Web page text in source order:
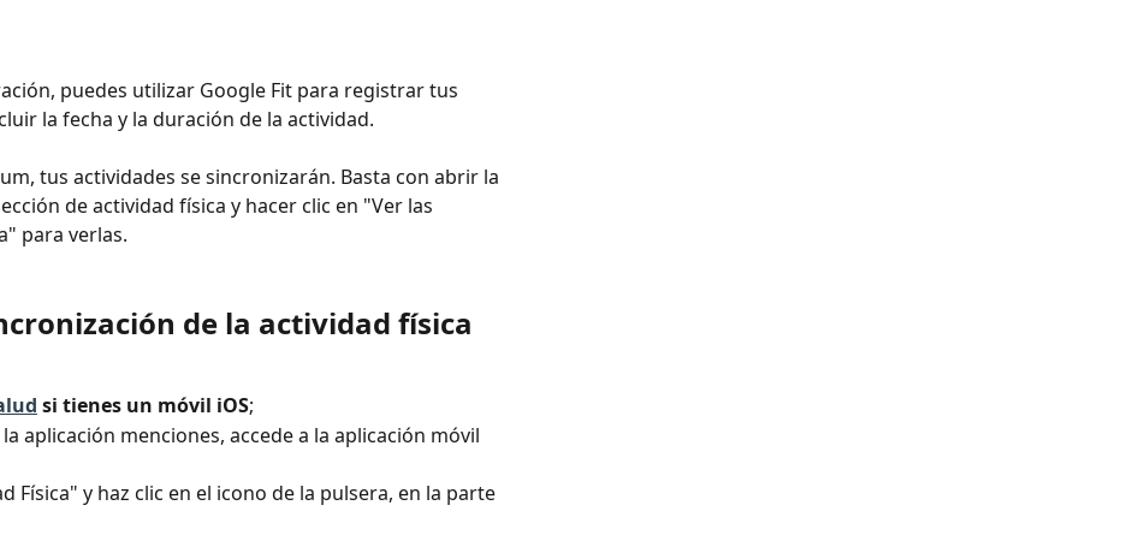
puedes utilizar Google Fit para registrar tus
la fecha y la duración de la actividad.
tus actividades se sincronizarán. Basta con abrir la
de actividad física y hacer clic en "Ver las
para verlas.
de la actividad física
si tienes un móvil iOS;
aplicación menciones, accede a la aplicación móvil
Física" y haz clic en el icono de la pulsera, en la parte